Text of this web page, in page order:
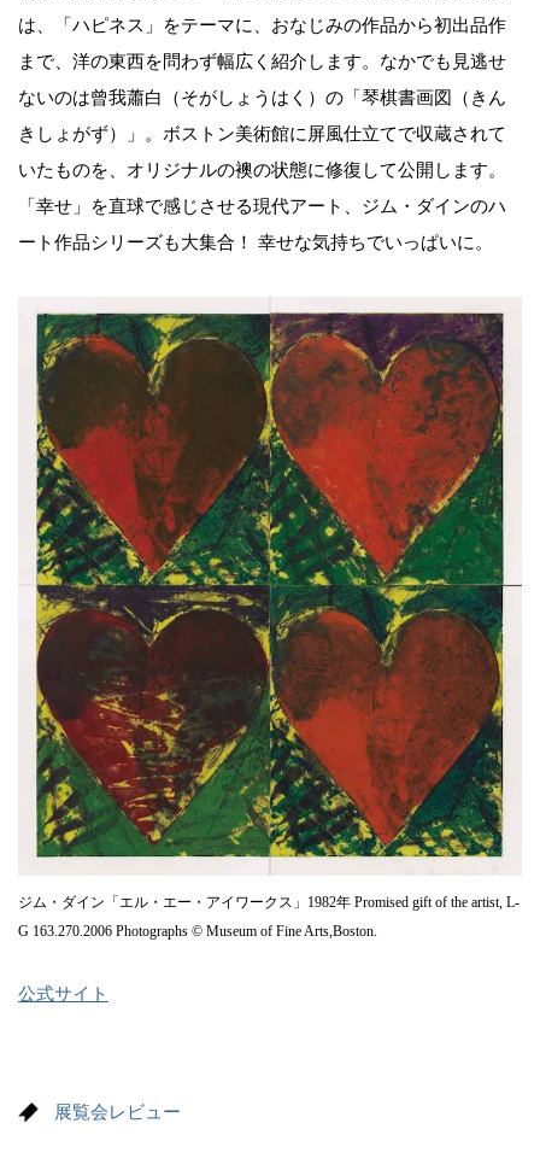
は、「ハピネス」をテーマに、おなじみの作品から初出品作
まで、洋の東西を問わず幅広く紹介します。なかでも見逃せ
ないのは曾我蕭白（そがしょうはく）の「琴棋書画図（きん
きしょがず）」。ボストン美術館に屏風仕立てで収蔵されて
いたものを、オリジナルの襖の状態に修復して公開します。
「幸せ」を直球で感じさせる現代アート、ジム・ダインのハ
ート作品シリーズも大集合！ 幸せな気持ちでいっぱいに。
ジム・ダイン「エル・エー・アイワークス」1982年 Promised gift of the artist, L-
G 163.270.2006 Photographs © Museum of Fine Arts,Boston.
公式サイト
展覧会レビュー